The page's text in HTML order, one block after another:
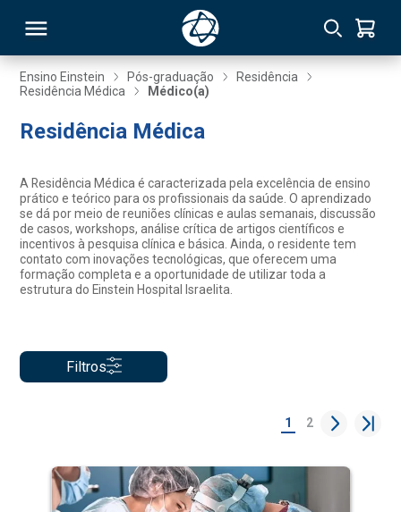
Ensino Einstein Pós-graduação
Residência
Residência Médica
Médico(a)
Residência Médica
A Residência Médica é caracterizada pela excelência de ensino
prático e teórico para os profissionais da saúde. O aprendizado
se dá por meio de reuniões clínicas e aulas semanais, discussão
de casos, workshops, análise crítica de artigos científicos e
incentivos à pesquisa clínica e básica. Ainda, o residente tem
contato com inovações tecnológicas, que oferecem uma
formação completa e a oportunidade de utilizar toda a
estrutura do Einstein Hospital Israelita.
Filtros
1 2